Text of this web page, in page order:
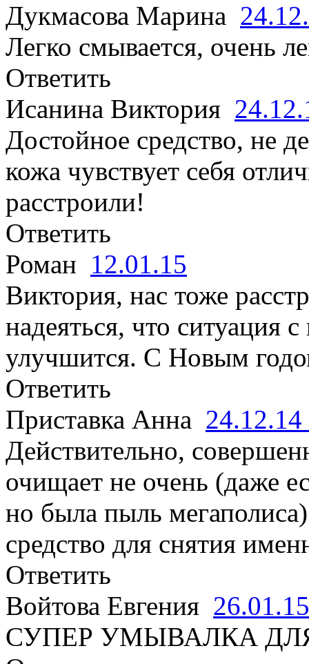
Дукмасова Марина
Легко смывается, очень
Ответить
Исанина Виктория
Достойное средство, не
кожа чувствует себя
расстроили!
Ответить
Роман 12.01.15
Виктория, нас тоже
надеяться, что ситуация
улучшится. С Новым
Ответить
Приставка Анна 24.12.14
Действительно,
очищает не очень (даже
но была пыль
средство для снятия
Ответить
Войтова Евгения
СУПЕР УМЫВАЛКА